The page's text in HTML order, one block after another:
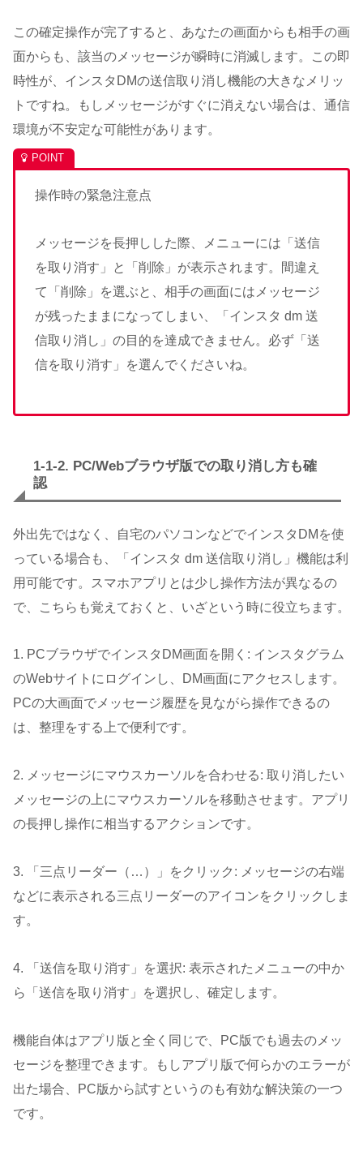
この確定操作が完了すると、あなたの画面からも相手の画
面からも、該当のメッセージが瞬時に消滅します。この即
時性が、インスタDMの送信取り消し機能の大きなメリッ
トですね。もしメッセージがすぐに消えない場合は、通信
環境が不安定な可能性があります。
操作時の緊急注意点
メッセージを長押しした際、メニューには「送信
を取り消す」と「削除」が表示されます。間違え
て「削除」を選ぶと、相手の画面にはメッセージ
が残ったままになってしまい、「インスタ dm 送
信取り消し」の目的を達成できません。必ず「送
信を取り消す」を選んでくださいね。
1-1-2. PC/Webブラウザ版での取り消し方も確
認
外出先ではなく、自宅のパソコンなどでインスタDMを使
っている場合も、「インスタ dm 送信取り消し」機能は利
用可能です。スマホアプリとは少し操作方法が異なるの
で、こちらも覚えておくと、いざという時に役立ちます。
1. PCブラウザでインスタDM画面を開く: インスタグラム
のWebサイトにログインし、DM画面にアクセスします。
PCの大画面でメッセージ履歴を見ながら操作できるの
は、整理をする上で便利です。
2. メッセージにマウスカーソルを合わせる: 取り消したい
メッセージの上にマウスカーソルを移動させます。アプリ
の長押し操作に相当するアクションです。
3. 「三点リーダー（…）」をクリック: メッセージの右端
などに表示される三点リーダーのアイコンをクリックしま
す。
4. 「送信を取り消す」を選択: 表示されたメニューの中か
ら「送信を取り消す」を選択し、確定します。
機能自体はアプリ版と全く同じで、PC版でも過去のメッ
セージを整理できます。もしアプリ版で何らかのエラーが
出た場合、PC版から試すというのも有効な解決策の一つ
です。